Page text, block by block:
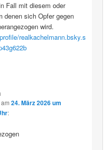
Fall mit diesem oder
denen sich Opfer gegen
wird.
realkachelmann.bsky.s
am24. März 2026 um
: